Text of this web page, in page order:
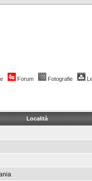
Forum Fotografie
Località